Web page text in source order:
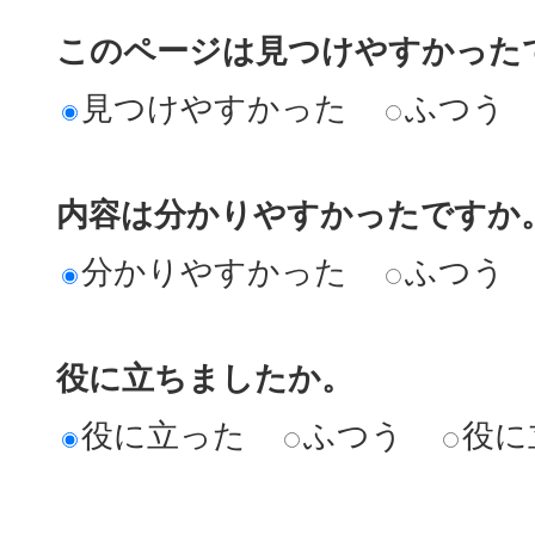
このページは見つけやすかった
見つけやすかった
ふつう
内容は分かりやすかったですか
分かりやすかった
ふつう
役に立ちましたか。
役に立った
ふつう 役